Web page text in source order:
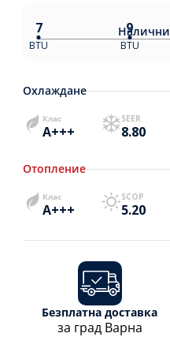
Налични
7
BTU
9
BTU
Охлаждане
Клас
A+++
SEER
8.80
Отопление
Клас
A+++
SCOP
5.20
Безплатна доставка
за град Варна